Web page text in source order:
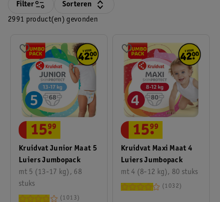
2991 product(en) gevonden
Filter Sorteren
Kruidvat Junior Maat 5
Luiers Jumbopack
mt 5 (13-17 kg), 68
stuks
15.
99
1013
Kruidvat Maxi Maat 4
Luiers Jumbopack
mt 4 (8-12 kg), 80 stuks
15.
99
1032